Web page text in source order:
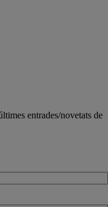
entrades/novetats de